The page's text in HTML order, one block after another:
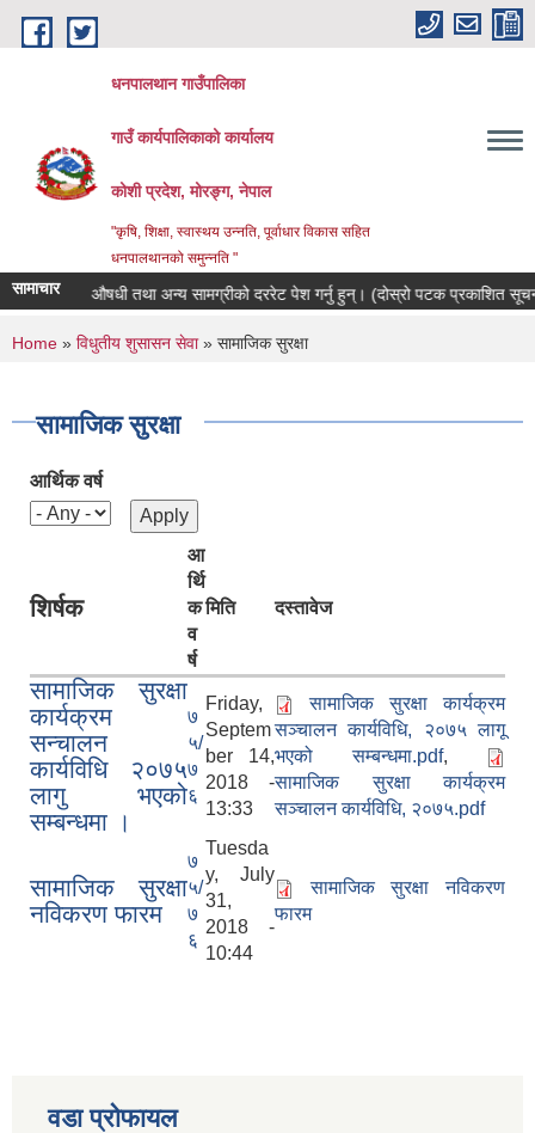
Skip to main content
धनपालथान गाउँपालिका
गाउँ कार्यपालिकाको कार्यालय
कोशी प्रदेश, मोरङ्ग, नेपाल
"कृषि, शिक्षा, स्वास्थय उन्नति, पूर्वाधार विकास सहित
धनपालथानको समुन्नति "
सामाचार
भेटेरीनरी औषधी तथा अन्य सामग्रीको दररेट पेश गर्नु हुन्। (दोस्रो पटक प्रकाशित
You are here
Home » विधुतीय शुसासन सेवा» सामाजिक सुरक्षा
सामाजिक सुरक्षा
आर्थिक वर्ष
शिर्षक
आ
र्थि
क
व
र्ष
मिति दस्तावेज
सामाजिक सुरक्षा
कार्यक्रम
सन्चालन
कार्यविधि २०७५
लागु भएको
सम्बन्धमा ।
७
५/
७
६
Friday,
Septem
ber 14,
2018 -
13:33
सामाजिक सुरक्षा कार्यक्रम
सञ्चालन कार्यविधि, २०७५ लागू
भएको सम्बन्धमा.pdf,
सामाजिक सुरक्षा कार्यक्रम
सञ्चालन कार्यविधि, २०७५.pdf
सामाजिक सुरक्षा
नविकरण फारम
७
५/
७
६
Tuesda
y, July
31,
2018 -
10:44
सामाजिक सुरक्षा नविकरण
फारम
वडा प्रोफायल